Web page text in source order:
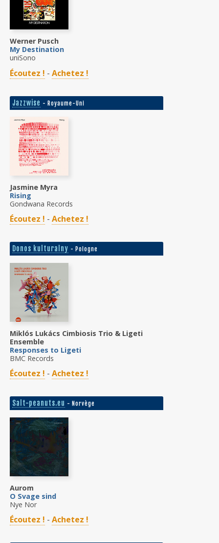
Werner Pusch
My Destination
uniSono
Écoutez ! - Achetez !
Jazzwise - Royaume-Uni
Jasmine Myra
Rising
Gondwana Records
Écoutez ! - Achetez !
Donos kulturalny - Pologne
Miklós Lukács Cimbiosis Trio & Ligeti
Ensemble
Responses to Ligeti
BMC Records
Écoutez ! - Achetez !
Salt-peanuts.eu - Norvège
Aurom
O Svage sind
Nye Nor
Écoutez ! - Achetez !